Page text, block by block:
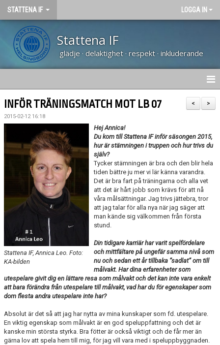
STATTENA IF LOGGA IN
Stattena IF
glädje · delaktighet · respekt · inkluderande
HEM
NYHETER
TRÄNARUTBILDNING SVFF D
OM KLUBBEN
KALENDER
VÅRA LAG
SPONSORER
DOMARE, MATCHER.
FÖRENINGSSHOP
KONTAKT
STATTENA CUP
>
<
INFÖR TRÄNINGSMATCH MOT LB 07
2015-02-12 16:18
Stattena IF, Annica Leo. Foto:
KA-bilden
Hej Annica!
Du kom till Stattena IF inför säsongen 2015,
hur är stämningen i truppen och hur trivs du
själv?
Tycker stämningen är bra och den blir hela
tiden bättre ju mer vi lär känna varandra.
Det är bra fart på träningarna och alla vet
att det är hårt jobb som krävs för att nå
våra målsättningar. Jag trivs jättebra, tror
att jag talar för alla nya när jag säger att
man kände sig välkommen från första
stund.
Din tidigare karriär har varit spelfördelare
och mittfältare på ungefär samma nivå som
nu och sedan ett år tillbaka ”sadlat” om till
målvakt. Har dina erfarenheter som
utespelare givit dig en lättare resa som målvakt och det kan inte vara enkelt
att bara förändra från utespelare till målvakt, vad har du för egenskaper som
dom flesta andra utespelare inte har?
Absolut är det så att jag har nytta av mina kunskaper som fd. utespelare.
En viktig egenskap som målvakt är en god speluppfattning och det är
kanske min största styrka. Bra fötter är också viktigt och de får mer än
gärna lov att spela hem till mig, för jag vill vara med i speluppbyggnaden.